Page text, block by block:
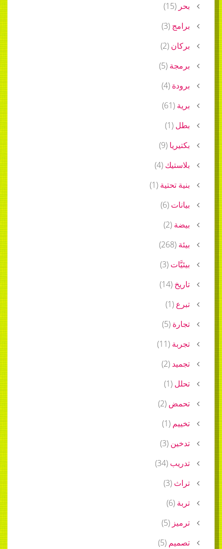
بحر (
15
)
برامج (
3
)
بركان (
2
)
برمجة (
5
)
برودة (
4
)
برية (
61
)
بطل (
1
)
بكتيريا (
9
)
بلاستيك (
4
)
بنية تحتية (
1
)
بيانات (
6
)
بيضة (
2
)
بيئة (
268
)
بيئيَّات (
3
)
تاريخ (
14
)
تبرع (
1
)
تجارة (
5
)
تجربة (
11
)
تجميد (
2
)
تحلل (
1
)
تحمض (
2
)
تخييم (
1
)
تدخين (
3
)
تدريب (
34
)
تراث (
3
)
تربة (
6
)
ترميز (
5
)
تصميم (
5
)